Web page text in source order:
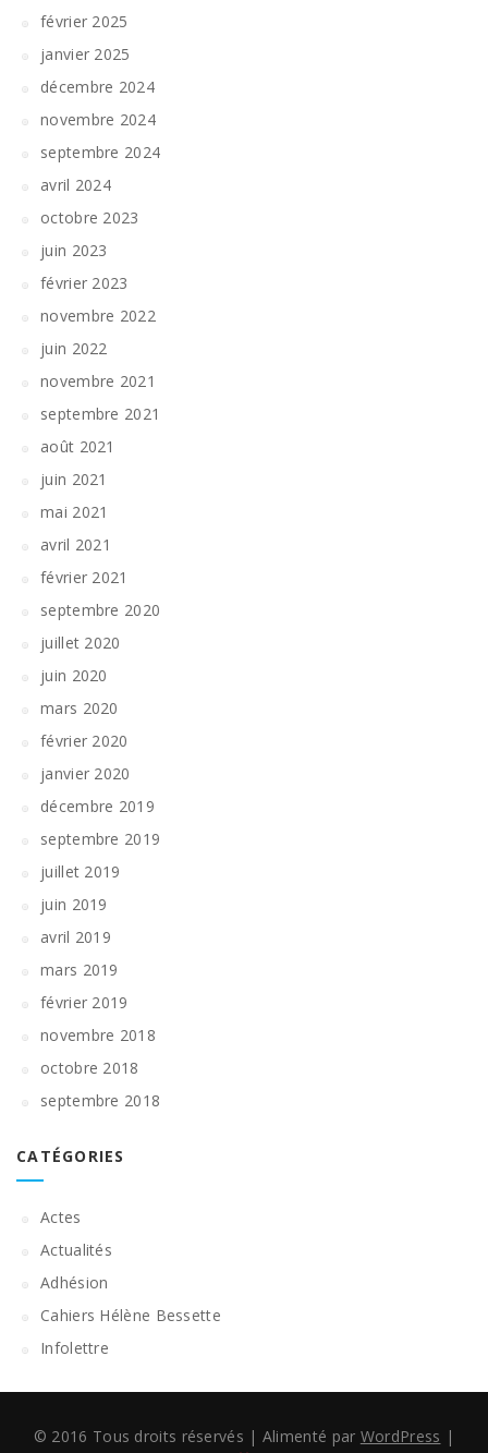
février 2025
janvier 2025
décembre 2024
novembre 2024
septembre 2024
avril 2024
octobre 2023
juin 2023
février 2023
novembre 2022
juin 2022
novembre 2021
septembre 2021
août 2021
juin 2021
mai 2021
avril 2021
février 2021
septembre 2020
juillet 2020
juin 2020
mars 2020
février 2020
janvier 2020
décembre 2019
septembre 2019
juillet 2019
juin 2019
avril 2019
mars 2019
février 2019
novembre 2018
octobre 2018
septembre 2018
CATÉGORIES
Actes
Actualités
Adhésion
Cahiers Hélène Bessette
Infolettre
© 2016 Tous droits réservés | Alimenté par WordPress |